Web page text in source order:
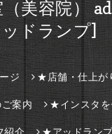
美容院）
ッドランプ]
ジ ★店舗・仕上が
案内 ★インスタを